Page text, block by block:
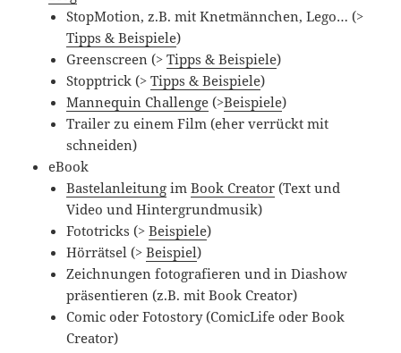
StopMotion, z.B. mit Knetmännchen, Lego… (>
Tipps & Beispiele)
Greenscreen (>Tipps & Beispiele)
Stopptrick (>Tipps & Beispiele)
Mannequin Challenge (>Beispiele)
Trailer zu einem Film (eher verrückt mit
schneiden)
eBook
Bastelanleitung imBook Creator (Text und
Video und Hintergrundmusik)
Fototricks (>Beispiele)
Hörrätsel (>Beispiel)
Zeichnungen fotografieren und in Diashow
präsentieren (z.B. mit Book Creator)
Comic oder Fotostory (ComicLife oder Book
Creator)